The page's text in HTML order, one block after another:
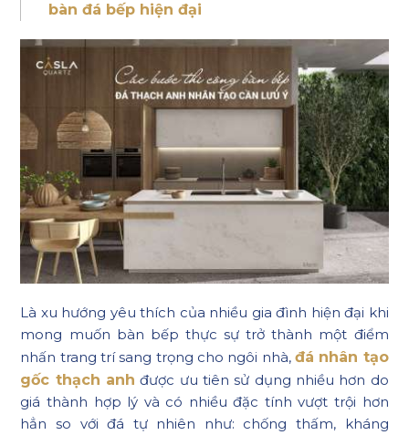
bàn đá bếp hiện đại
Là xu hướng yêu thích của nhiều gia đình hiện đại khi
mong muốn bàn bếp thực sự trở thành một điểm
nhấn trang trí sang trọng cho ngôi nhà, đá nhân tạo
gốc thạch anh được ưu tiên sử dụng nhiều hơn do
giá thành hợp lý và có nhiều đặc tính vượt trội hơn
hẳn so với đá tự nhiên như: chống thấm, kháng